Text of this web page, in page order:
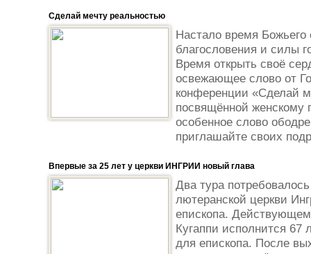
Сделай мечту реальностью
Настало время
благословения и силы
Время открыть своё
освежающее слово от
конференции «Сделай
посвящённой женскому
особенное слово
приглашайте своих
Впервые за 25 лет у церкви ИНГРИИ новый глава
Два тура
лютеранской церкви
епископа.
Кугаппи исполнится 67
для епископа. После